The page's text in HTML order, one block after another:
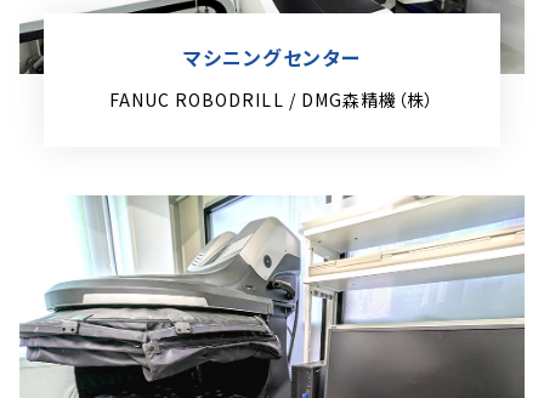
マシニングセンター
FANUC ROBODRILL / DMG森精機（株）